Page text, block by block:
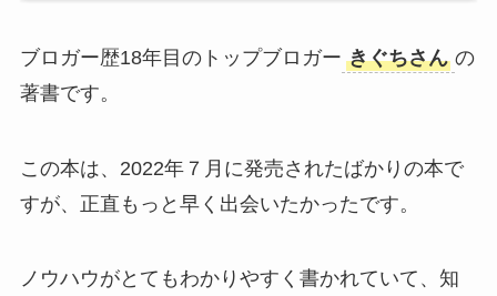
ブロガー歴18年目のトップブロガー きぐちさん の
著書です。
この本は、2022年７月に発売されたばかりの本で
すが、正直もっと早く出会いたかったです。
ノウハウがとてもわかりやすく書かれていて、知